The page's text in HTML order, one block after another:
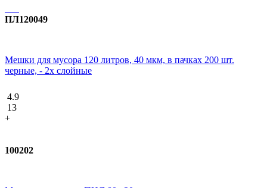
ПЛ120049
Мешки для мусора 120 литров, 40 мкм, в пачках 200 шт.
черные, - 2х слойные
4.9
13
+
100202